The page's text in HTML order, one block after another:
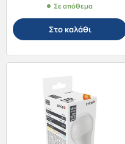
Σε απόθεμα
Στο καλάθι